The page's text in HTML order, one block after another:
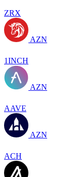
ZRX
AZN
1INCH
AZN
AAVE
AZN
ACH